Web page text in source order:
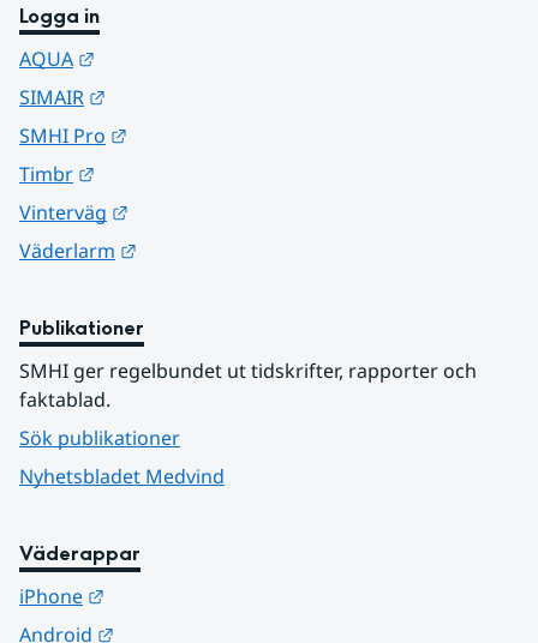
Logga in
AQUA
SIMAIR
SMHI Pro
Timbr
Vinterväg
Väderlarm
Publikationer
SMHI ger regelbundet ut tidskrifter, rapporter och
faktablad.
Sök publikationer
Nyhetsbladet Medvind
Väderappar
iPhone
Android